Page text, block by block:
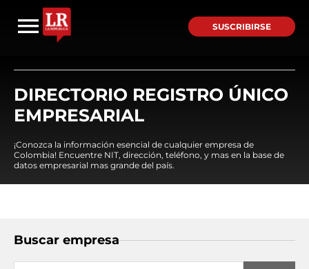
SUSCRIBIRSE
DIRECTORIO REGISTRO ÚNICO
EMPRESARIAL
¡Conozca la información esencial de cualquier empresa de
Colombia! Encuentre NIT, dirección, teléfono, y mas en la base de
datos empresarial mas grande del país.
Buscar empresa